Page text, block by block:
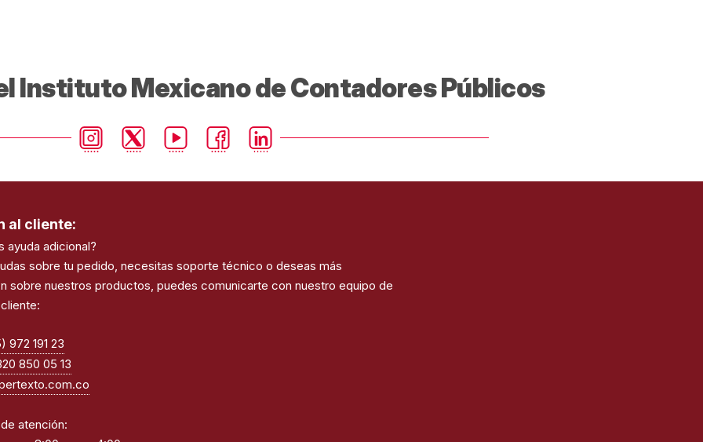
Instituto Mexicano de Contadores Públicos
al cliente:
ayuda adicional?
sobre tu pedido, necesitas soporte técnico o deseas más
sobre nuestros productos, puedes comunicarte con nuestro equipo de
972 191 23
850 05 13
atención: